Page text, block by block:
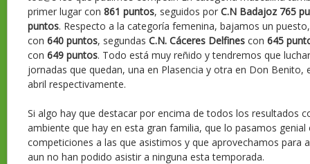
primer lugar con 861 puntos, seguidos por C.N Badajoz 765
puntos. Respecto a la categoría femenina, bajamos un
con 640 puntos, segundas C.N. Cáceres Delfines con 645
con 649 puntos. Todo está muy reñido y tendremos que
jornadas que quedan, una en Plasencia y otra en Don Benito,
abril respectivamente.
Si algo hay que destacar por encima de todos los resultados
ambiente que hay en esta gran familia, que lo pasamos genial
competiciones a las que asistimos y que aprovechamos para
aun no han podido asistir a ninguna esta temporada.